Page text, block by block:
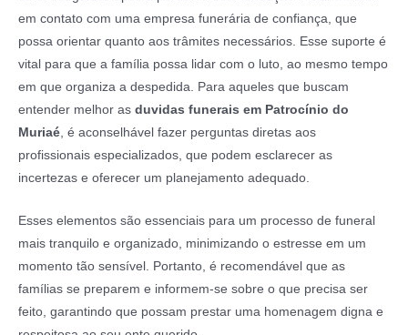
em contato com uma empresa funerária de confiança, que
possa orientar quanto aos trâmites necessários. Esse suporte é
vital para que a família possa lidar com o luto, ao mesmo tempo
em que organiza a despedida. Para aqueles que buscam
entender melhor as duvidas funerais em Patrocínio do
Muriaé , é aconselhável fazer perguntas diretas aos
profissionais especializados, que podem esclarecer as
incertezas e oferecer um planejamento adequado.
Esses elementos são essenciais para um processo de funeral
mais tranquilo e organizado, minimizando o estresse em um
momento tão sensível. Portanto, é recomendável que as
famílias se preparem e informem-se sobre o que precisa ser
feito, garantindo que possam prestar uma homenagem digna e